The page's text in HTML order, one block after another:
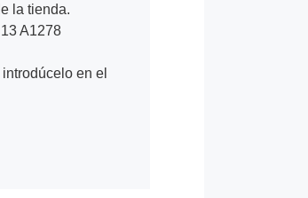
la tienda.
A1278
en el